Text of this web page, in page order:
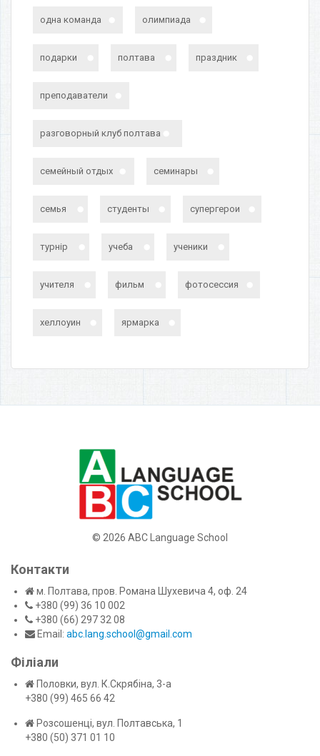
одна команда олимпиада
подарки полтава праздник
преподаватели
разговорный клуб полтава
семейный отдых семинары
семья студенты супергерои
турнір учеба ученики
учителя фильм фотосессия
хеллоуин ярмарка
© 2026 ABC Language School
Контакти
м. Полтава, пров. Романа Шухевича 4, оф. 24
+380 (99) 36 10 002
+380 (66) 297 32 08
Email: abc.lang.school@gmail.com
Філіали
Половки, вул. К.Скрябіна, 3-а
+380 (99) 465 66 42
Розсошенці, вул. Полтавська, 1
+380 (50) 371 01 10